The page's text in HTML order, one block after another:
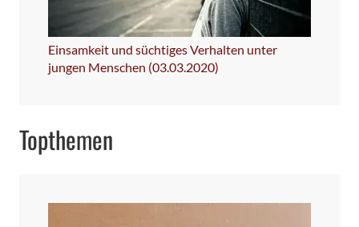
Einsamkeit und süchtiges Verhalten unter
jungen Menschen (03.03.2020)
Topthemen